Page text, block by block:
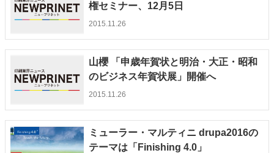
権セミナー、12月5日
2015.11.26
山櫻 「申歳年賀状と明治・大正・昭和
のビジネス年賀状展」開催へ
2015.11.26
ミューラー・マルティニ drupa2016の
テーマは「Finishing 4.0」